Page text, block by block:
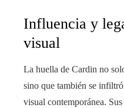
Influencia y
visual
La huella de Cardin no
sino que también se
visual contemporánea.